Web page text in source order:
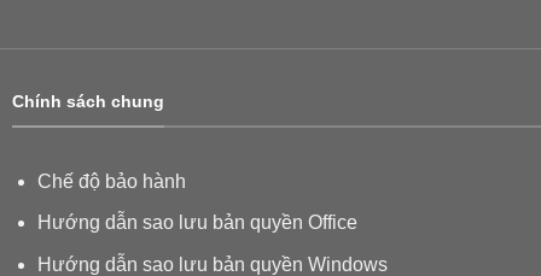
Chính sách chung
Chế độ bảo hành
Hướng dẫn sao lưu bản quyền Office
Hướng dẫn sao lưu bản quyền Windows